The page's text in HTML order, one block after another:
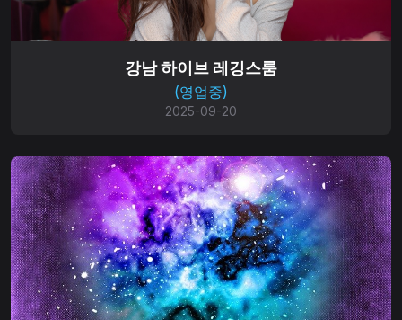
강남 하이브 레깅스룸
(영업중)
2025-09-20